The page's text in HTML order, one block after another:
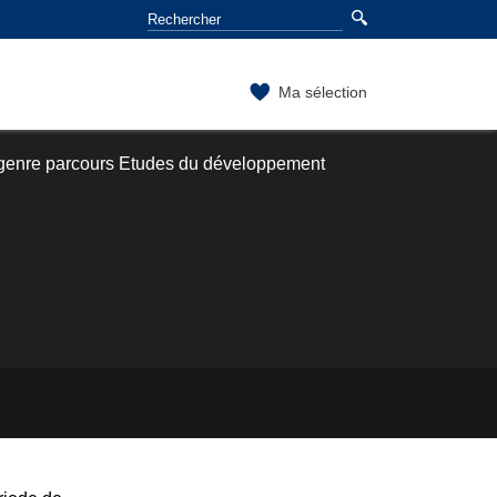
Ma sélection
parcours Etudes du développement